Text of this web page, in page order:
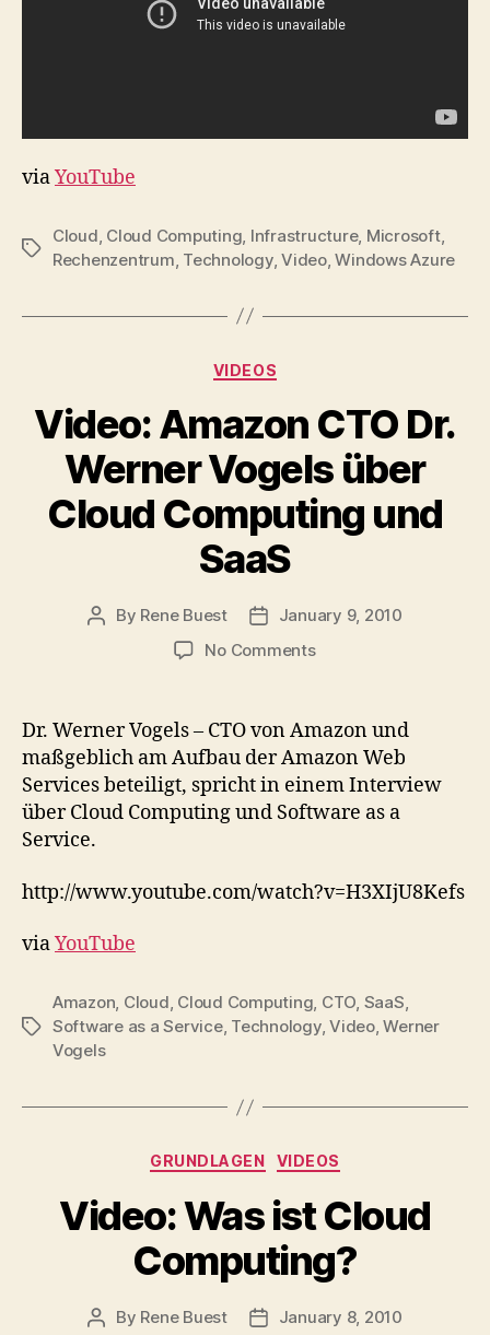
viaYouTube
Tags
Cloud, Cloud Computing, Infrastructure, Microsoft,
Rechenzentrum, Technology,Video,Windows Azure
Categories
VIDEOS
Video: Amazon CTO Dr.
Werner Vogels über
Cloud Computing und
SaaS
Post
By Rene Buest
PostJanuary 9, 2010
No Commentson
CTO
Werner
Vogels
über
und
Dr. Werner Vogels – CTO von Amazon und
maßgeblich am Aufbau der Amazon Web
Services beteiligt, spricht in einem Interview
über Cloud Computing und Software as a
Service.
http://www.youtube.com/watch?v=H3XIjU8Kefs
viaYouTube
Tags
Amazon, Cloud, Cloud Computing, CTO, SaaS,
Software as a Service, Technology,Video,Werner
Vogels
Categories
GRUNDLAGEN VIDEOS
Video: Was ist Cloud
Computing?
Post
By Rene Buest
PostJanuary 8, 2010